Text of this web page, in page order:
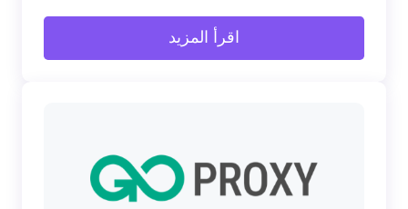
اقرأ المزيد